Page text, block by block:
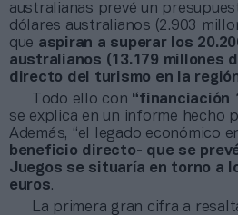
australianas prevé un
dólares australianos (2.903
que aspiran a superar los
australianos (13.179 millones
directo del turismo en la
Todo ello con “financiación
se explica en un informe hecho
Además, “el legado económico
beneficio directo- que se
Juegos se situaría en torno a
euros.
La primera gran cifra a